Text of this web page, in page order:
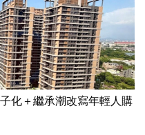
化＋繼承潮改寫年輕人購